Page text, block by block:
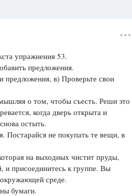
упражнения 53.
предложения.
предложения, в) Проверьте свои
о том, чтобы съесть. Реши это
когда дверь открыта и
остыть.
не покупать те вещи, в
на выходных чистит пруды,
и присоединитесь к группе. Вы
среде.
бумаги.